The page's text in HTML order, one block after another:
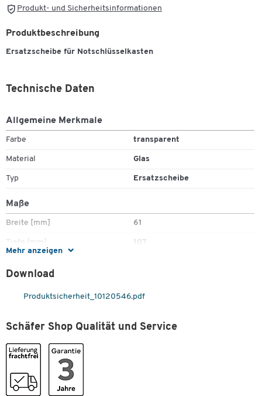
Produkt- und Sicherheitsinformationen
Produktbeschreibung
Ersatzscheibe für Notschlüsselkasten
Mehr anzeigen
Technische Daten
Allgemeine Merkmale
Farbe transparent
Material Glas
Typ Ersatzscheibe
Maße
Breite [mm] 61
Tiefe [mm] 107
Download
Produktsicherheit_10120546.pdf
Schäfer Shop Qualität und Service